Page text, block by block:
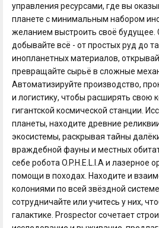
управления ресурсами, где вы
планете с минимальным набором
желанием выстроить своё будущее.
добывайте всё - от простых руд до
инопланетных материалов,
превращайте сырьё в сложные
Автоматизируйте производство,
и логистику, чтобы расширять свою
гигантской космической станции.
планеты, находите древние
экосистемы, раскрывая тайны
враждебной фауны и местных
себе робота O.P.H.E.L.I.A и лазерное
помощи в походах. Находите и
колониями по всей звёздной
сотрудничайте или учитесь у них,
галактике. Prospector сочетает